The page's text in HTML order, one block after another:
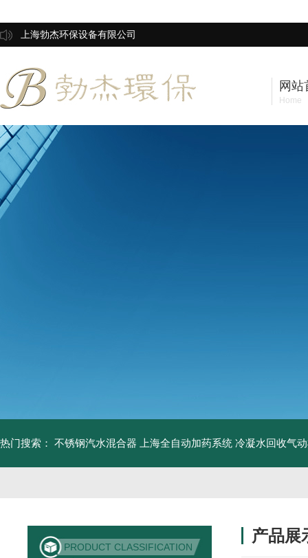
上海勃杰环保设备有限公司
网站
Home
热门搜索： 不锈钢汽水混合器 上海全自动加药系统 冷凝水回收气
PRODUCT CLASSIFICATION
产品展